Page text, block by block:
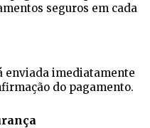
seguros em cada
enviada imediatamente
do pagamento.